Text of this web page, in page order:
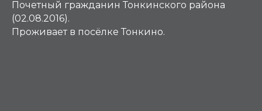
Почетный гражданин Тонкинского района
(02.08.2016).
Проживает в посёлке Тонкино.